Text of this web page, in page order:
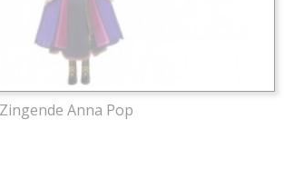
Anna Pop